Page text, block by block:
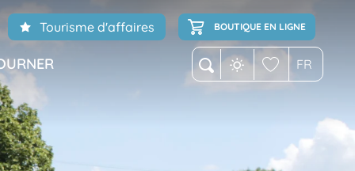
Recherche FR
Tourisme d'affaires BOUTIQUE EN LIGNE